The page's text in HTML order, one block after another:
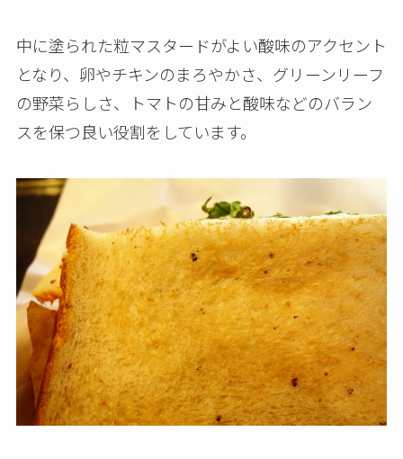
中に塗られた粒マスタードがよい酸味のアクセント
となり、卵やチキンのまろやかさ、グリーンリーフ
の野菜らしさ、トマトの甘みと酸味などのバラン
スを保つ良い役割をしています。